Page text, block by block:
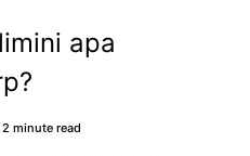
apa
2 minute read